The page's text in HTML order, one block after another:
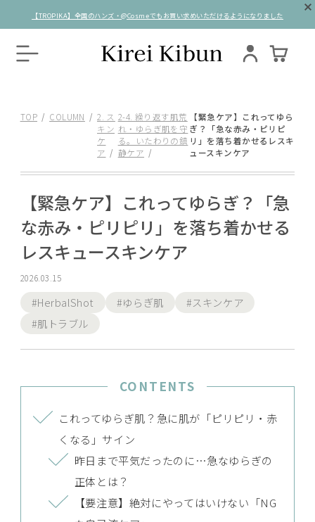
【TROPIKA】全国のハンズ・@Cosmeでもお買い求めいただけるようになりました
TOP COLUMN
2. ス
キン
ケ
ア
2-4. 繰り返す肌荒
れ・ゆらぎ肌を守
る。いたわりの鎮
静ケア
【緊急ケア】これってゆら
ぎ？「急な赤み・ピリピ
リ」を落ち着かせるレスキ
ュースキンケア
【緊急ケア】これってゆらぎ？「急
な赤み・ピリピリ」を落ち着かせる
レスキュースキンケア
2026.03.15
#HerbalShot #ゆらぎ肌
#スキンケア
#肌トラブル
CONTENTS
これってゆらぎ肌？急に肌が「ピリピリ・赤
くなる」サイン
昨日まで平気だったのに…急なゆらぎの
正体とは？
【要注意】絶対にやってはいけない「NG